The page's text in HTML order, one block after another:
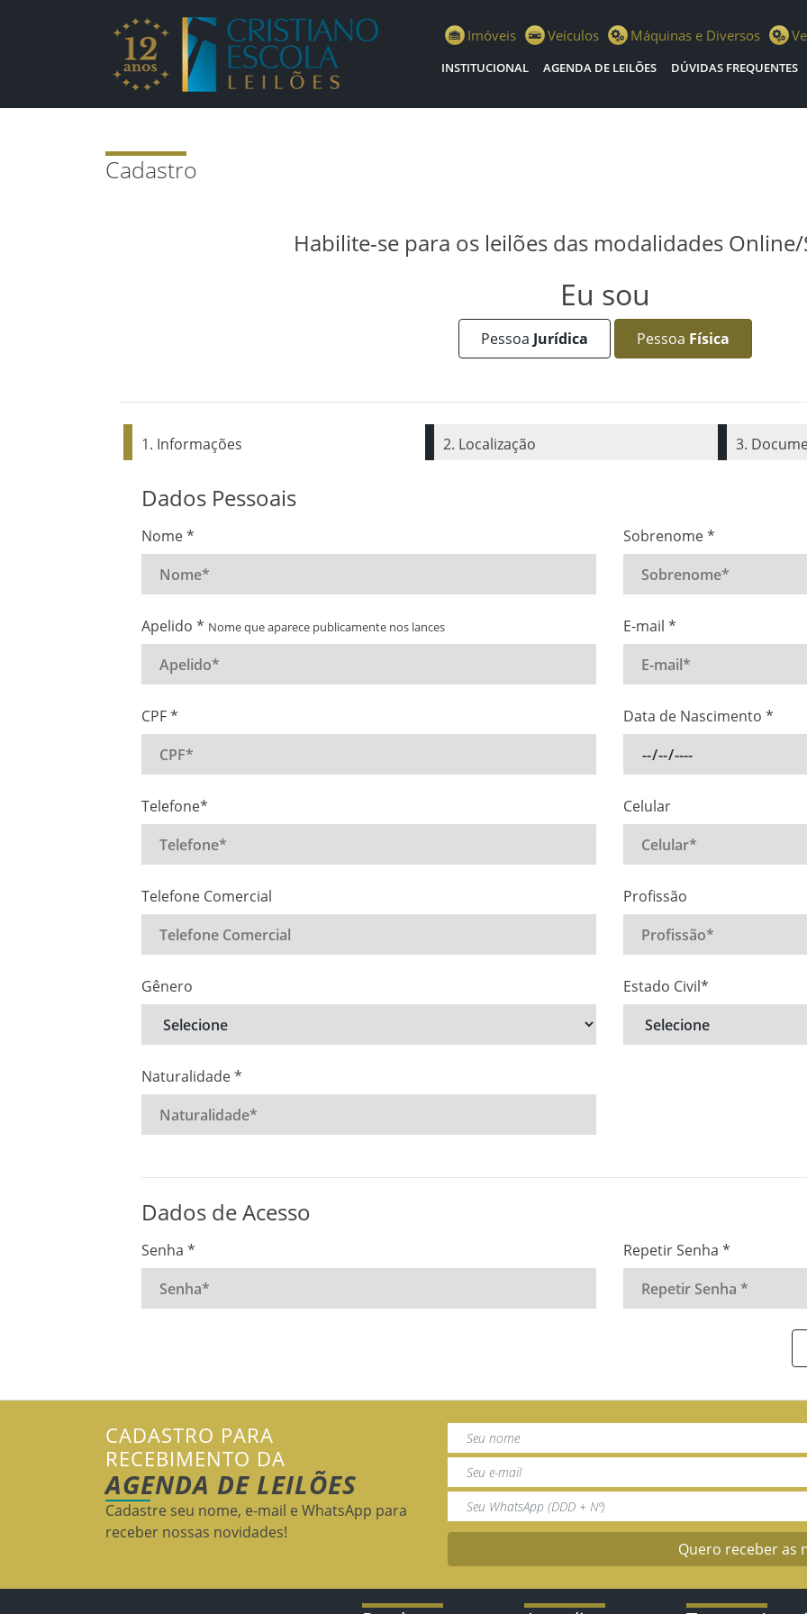
Imóveis Veículos Máquinas e Diversos
INSTITUCIONAL AGENDA DE LEILÕES DÚVIDAS FREQUENTES
Cadastro
Habilite-se para os leilões das modalidades
Eu sou
Pessoa Jurídica Pessoa Física
1. Informações 2. Localização 3.
Dados Pessoais
Nome * Sobrenome *
Apelido * Nome que aparece publicamente nos lances E-mail *
CPF * Data de Nascimento *
Telefone* Celular
Telefone Comercial Profissão
Gênero Estado Civil*
Naturalidade *
Dados de Acesso
Senha * Repetir Senha *
CADASTRO PARA
RECEBIMENTO DA
AGENDA DE LEILÕES
Cadastre seu nome, e-mail e WhatsApp para
receber nossas novidades!
Quero receber as